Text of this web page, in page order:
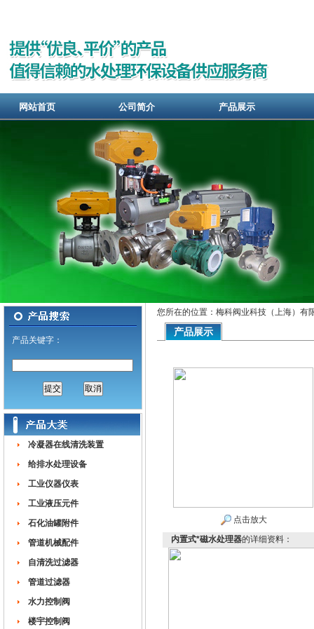
网站首页 公司简介 产品展示
产品关键字：
冷凝器在线清洗装置
给排水处理设备
工业仪器仪表
工业液压元件
石化油罐附件
管道机械配件
自清洗过滤器
管道过滤器
水力控制阀
楼宇控制阀
您所在的位置：梅科阀业科技（上海）有
产品展示
点击放大
内置式*磁水处理器的详细资料：